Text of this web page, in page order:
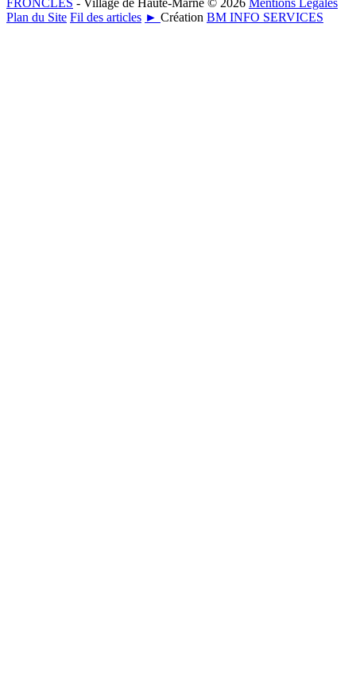
FRONCLES - Village de Haute-Marne © 2026 Mentions Légales
Plan du Site Fil des articles ► Création BM INFO SERVICES